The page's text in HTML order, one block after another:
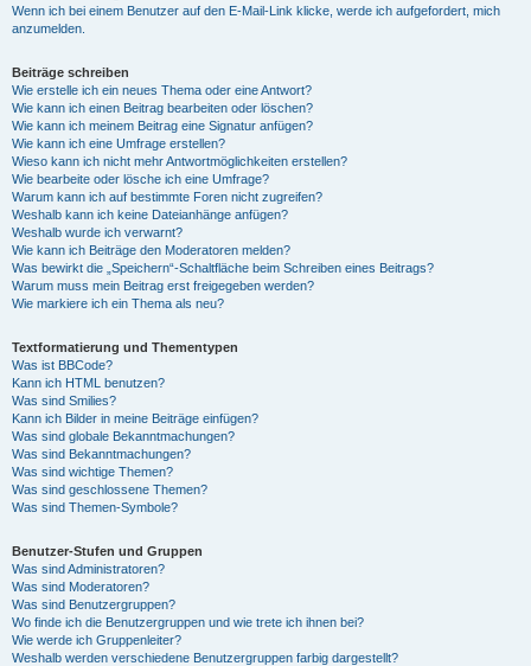
Wenn ich bei einem Benutzer auf den E-Mail-Link klicke, werde ich aufgefordert, mich
anzumelden.
Beiträge schreiben
Wie erstelle ich ein neues Thema oder eine Antwort?
Wie kann ich einen Beitrag bearbeiten oder löschen?
Wie kann ich meinem Beitrag eine Signatur anfügen?
Wie kann ich eine Umfrage erstellen?
Wieso kann ich nicht mehr Antwortmöglichkeiten erstellen?
Wie bearbeite oder lösche ich eine Umfrage?
Warum kann ich auf bestimmte Foren nicht zugreifen?
Weshalb kann ich keine Dateianhänge anfügen?
Weshalb wurde ich verwarnt?
Wie kann ich Beiträge den Moderatoren melden?
Was bewirkt die „Speichern“-Schaltfläche beim Schreiben eines Beitrags?
Warum muss mein Beitrag erst freigegeben werden?
Wie markiere ich ein Thema als neu?
Textformatierung und Thementypen
Was ist BBCode?
Kann ich HTML benutzen?
Was sind Smilies?
Kann ich Bilder in meine Beiträge einfügen?
Was sind globale Bekanntmachungen?
Was sind Bekanntmachungen?
Was sind wichtige Themen?
Was sind geschlossene Themen?
Was sind Themen-Symbole?
Benutzer-Stufen und Gruppen
Was sind Administratoren?
Was sind Moderatoren?
Was sind Benutzergruppen?
Wo finde ich die Benutzergruppen und wie trete ich ihnen bei?
Wie werde ich Gruppenleiter?
Weshalb werden verschiedene Benutzergruppen farbig dargestellt?